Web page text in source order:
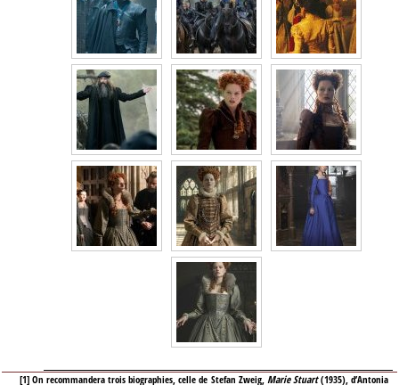
[1]On recommandera trois biographies, celle de Stefan Zweig, Marie Stuart(1935), d’Antonia